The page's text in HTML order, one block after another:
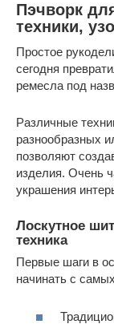
Пэчворк
техники,
Простое
сегодня
ремесла под
Различные
разнообразных
позволяют
изделия. Очень
украшения
Лоскутное
техника
Первые шаги в
начинать с